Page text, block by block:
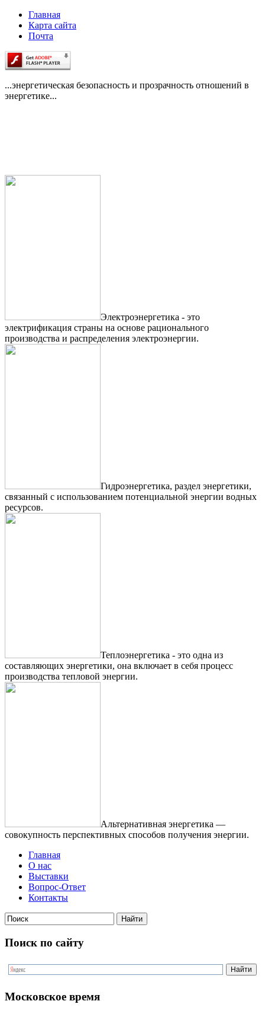
Главная
Карта сайта
Почта
...энергетическая безопасность и прозрачность отношений в
энергетике...
Электроэнергетика - это
электрификация страны на основе рационального
производства и распределения электроэнергии.
Гидроэнергетика, раздел энергетики,
связанный с использованием потенциальной энергии водных
ресурсов.
Теплоэнергетика - это одна из
составляющих энергетики, она включает в себя процесс
производства тепловой энергии.
Альтернативная энергетика —
совокупность перспективных способов получения энергии.
Главная
О нас
Выставки
Вопрос-Ответ
Контакты
Поиск по сайту
Московское время